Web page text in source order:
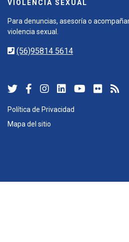
VIOLENCIA SEXUAL
Para denuncias, asesoría o
violencia sexual.
(56)95814 5614
Política de Privacidad
Mapa del sitio